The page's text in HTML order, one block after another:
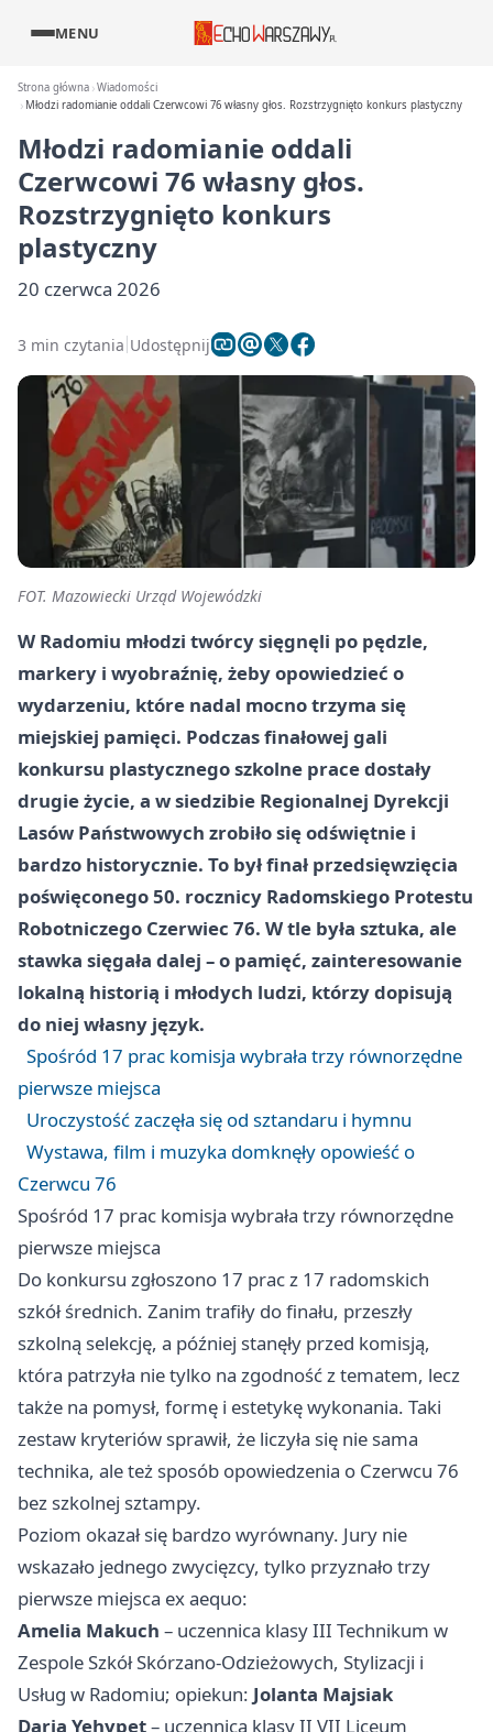
MENU
Strona główna Wiadomości
Młodzi radomianie oddali Czerwcowi 76 własny głos. Rozstrzygnięto konkurs plastyczny
Młodzi radomianie oddali
Czerwcowi 76 własny głos.
Rozstrzygnięto konkurs
plastyczny
20 czerwca 2026
3 min czytania Udostępnij
FOT. Mazowiecki Urząd Wojewódzki
W Radomiu młodzi twórcy sięgnęli po pędzle,
markery i wyobraźnię, żeby opowiedzieć o
wydarzeniu, które nadal mocno trzyma się
miejskiej pamięci. Podczas finałowej gali
konkursu plastycznego szkolne prace dostały
drugie życie, a w siedzibie Regionalnej Dyrekcji
Lasów Państwowych zrobiło się odświętnie i
bardzo historycznie. To był finał przedsięwzięcia
poświęconego 50. rocznicy Radomskiego Protestu
Robotniczego Czerwiec 76. W tle była sztuka, ale
stawka sięgała dalej – o pamięć, zainteresowanie
lokalną historią i młodych ludzi, którzy dopisują
do niej własny język.
Spośród 17 prac komisja wybrała trzy równorzędne
pierwsze miejsca
Uroczystość zaczęła się od sztandaru i hymnu
Wystawa, film i muzyka domknęły opowieść o
Czerwcu 76
Spośród 17 prac komisja wybrała trzy równorzędne
pierwsze miejsca
Do konkursu zgłoszono 17 prac z 17 radomskich
szkół średnich. Zanim trafiły do finału, przeszły
szkolną selekcję, a później stanęły przed komisją,
która patrzyła nie tylko na zgodność z tematem, lecz
także na pomysł, formę i estetykę wykonania. Taki
zestaw kryteriów sprawił, że liczyła się nie sama
technika, ale też sposób opowiedzenia o Czerwcu 76
bez szkolnej sztampy.
Poziom okazał się bardzo wyrównany. Jury nie
wskazało jednego zwycięzcy, tylko przyznało trzy
pierwsze miejsca ex aequo:
Amelia Makuch – uczennica klasy III Technikum w
Zespole Szkół Skórzano-Odzieżowych, Stylizacji i
Usług w Radomiu; opiekun: Jolanta Majsiak
Daria Yehypet– uczennica klasy II VII Liceum